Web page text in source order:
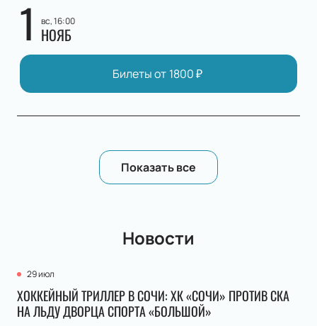
1 вс, 16:00
НОЯБ
Билеты от 1800₽
Показать все
Новости
29 июл
ХОККЕЙНЫЙ ТРИЛЛЕР В СОЧИ: ХК «СОЧИ» ПРОТИВ СКА
НА ЛЬДУ ДВОРЦА СПОРТА «БОЛЬШОЙ»